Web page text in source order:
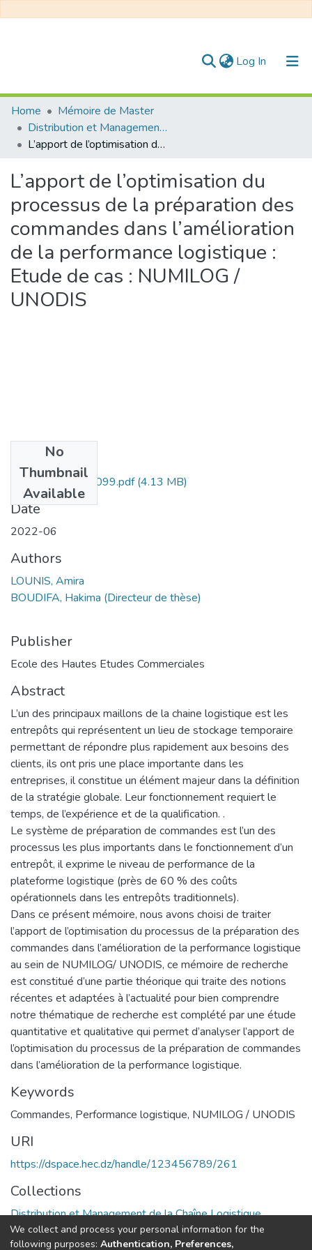
Log In (current)
Communities & Collections
All of DSpace
Home
Mémoire de Master
Distribution et Management de la Chaîne Logistique
L’apport de l’optimisation du processus de la préparation des commandes dans l’amélioration de la performance logistique : Etude de cas : NUMILOG / UNODIS
L’apport de l’optimisation du
processus de la préparation des
commandes dans l’amélioration
de la performance logistique :
Etude de cas : NUMILOG /
UNODIS
No
Thumbnail
Available
LOUNIS AMIRA-099.pdf(4.13 MB)
Date
2022-06
Authors
LOUNIS, Amira
BOUDIFA, Hakima (Directeur de thèse)
Publisher
Ecole des Hautes Etudes Commerciales
Abstract
L’un des principaux maillons de la chaine logistique est les
entrepôts qui représentent un lieu de stockage temporaire
permettant de répondre plus rapidement aux besoins des
clients, ils ont pris une place importante dans les
entreprises, il constitue un élément majeur dans la définition
de la stratégie globale. Leur fonctionnement requiert le
temps, de l’expérience et de la qualification. .
Le système de préparation de commandes est l’un des
processus les plus importants dans le fonctionnement d’un
entrepôt, il exprime le niveau de performance de la
plateforme logistique (près de 60 % des coûts
opérationnels dans les entrepôts traditionnels).
Dans ce présent mémoire, nous avons choisi de traiter
l’apport de l’optimisation du processus de la préparation des
commandes dans l’amélioration de la performance logistique
au sein de NUMILOG/ UNODIS, ce mémoire de recherche
est constitué d’une partie théorique qui traite des notions
récentes et adaptées à l’actualité pour bien comprendre
notre thématique de recherche est complété par une étude
quantitative et qualitative qui permet d’analyser l’apport de
l’optimisation du processus de la préparation de commandes
dans l’amélioration de la performance logistique.
Keywords
Commandes, Performance logistique, NUMILOG / UNODIS
URI
https://dspace.hec.dz/handle/123456789/261
Collections
Distribution et Management de la Chaîne Logistique
Full item page
We collect and process your personal information for the
following purposes: Authentication, Preferences,